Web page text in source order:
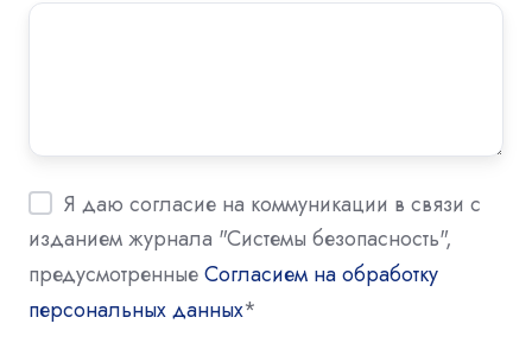
Я даю согласие на коммуникации в связи с
изданием журнала "Системы безопасность",
предусмотренныеСогласием на обработку
персональных данных*